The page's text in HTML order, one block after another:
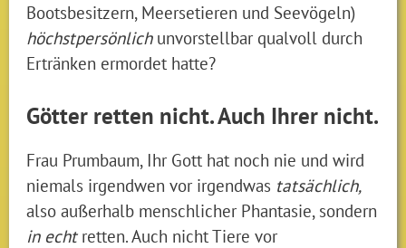
Bootsbesitzern, Meersetieren und Seevögeln)
höchstpersönlich unvorstellbar qualvoll durch
Ertränken ermordet hatte?
Götter retten nicht. Auch Ihrer nicht.
Frau Prumbaum, Ihr Gott hat noch nie und wird
niemals irgendwen vor irgendwas tatsächlich,
also außerhalb menschlicher Phantasie, sondern
in echtretten. Auch nicht Tiere vor